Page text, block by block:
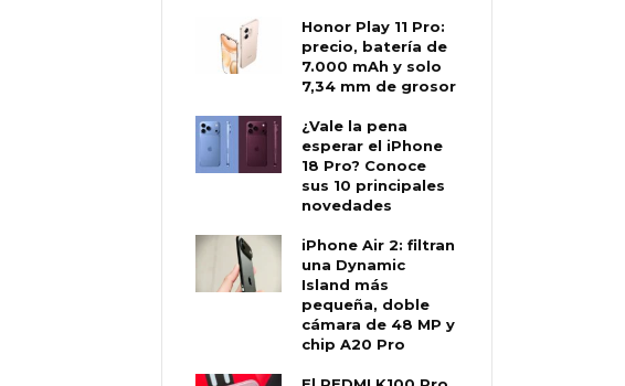
Honor Play 11 Pro:
precio, batería de
7.000 mAh y solo
7,34 mm de grosor
¿Vale la pena
esperar el iPhone
18 Pro? Conoce
sus 10 principales
novedades
iPhone Air 2: filtran
una Dynamic
Island más
pequeña, doble
cámara de 48 MP y
chip A20 Pro